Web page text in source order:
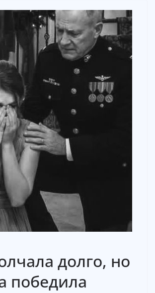
долго, но
победила